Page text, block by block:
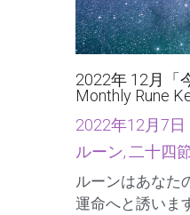
2022年 12月「
Monthly Rune
2022年12月7日